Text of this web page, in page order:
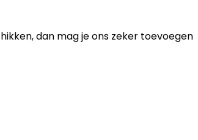
dan mag je ons zeker toevoegen